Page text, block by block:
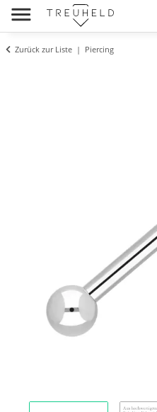
Zurück zur Liste Piercing